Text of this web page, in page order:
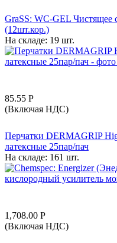
GraSS: WC-GEL Чистящее
(12шт.кор.)
На складе: 19 шт.
85.55 Р
(Включая НДС)
Перчатки DERMAGRIP
латексные 25пар/пач
На складе: 161 шт.
1,708.00 Р
(Включая НДС)